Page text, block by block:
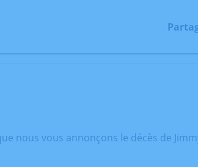
nous vous annonçons le décès de